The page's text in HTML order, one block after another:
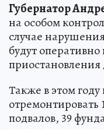
Губернатор
на особом
случае
будут
приостановления
Также в этом
отремонтировать
подвалов, 39